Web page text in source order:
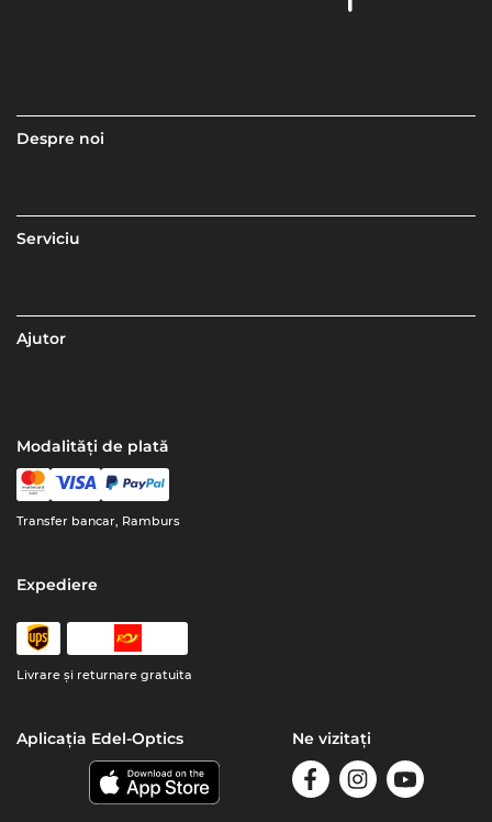
Despre noi
Serviciu
Ajutor
Modalități de plată
Transfer bancar, Ramburs
Expediere
Livrare şi returnare gratuita
Aplicația Edel-Optics Ne vizitați